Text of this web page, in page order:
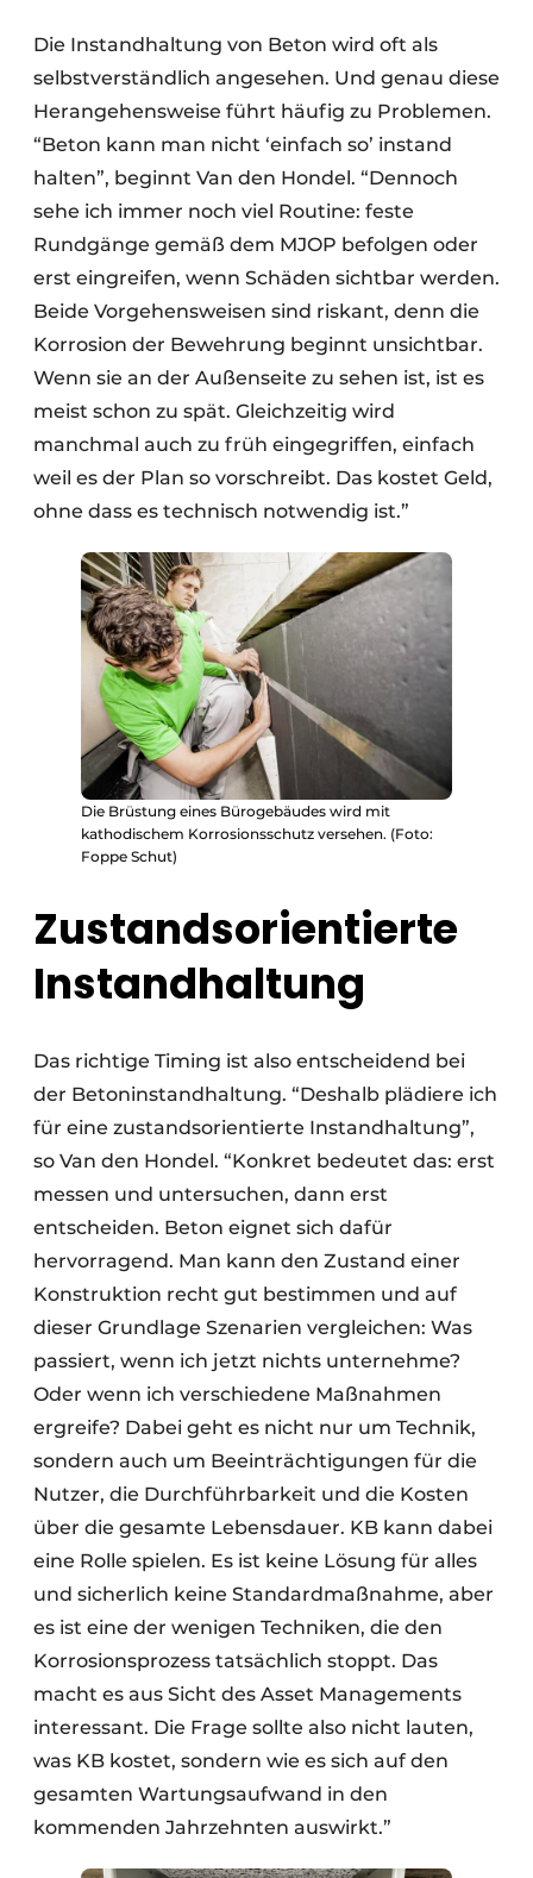
Die Instandhaltung von Beton wird oft als
selbstverständlich angesehen. Und genau diese
Herangehensweise führt häufig zu Problemen.
“Beton kann man nicht ‘einfach so’ instand
halten”, beginnt Van den Hondel. “Dennoch
sehe ich immer noch viel Routine: feste
Rundgänge gemäß dem MJOP befolgen oder
erst eingreifen, wenn Schäden sichtbar werden.
Beide Vorgehensweisen sind riskant, denn die
Korrosion der Bewehrung beginnt unsichtbar.
Wenn sie an der Außenseite zu sehen ist, ist es
meist schon zu spät. Gleichzeitig wird
manchmal auch zu früh eingegriffen, einfach
weil es der Plan so vorschreibt. Das kostet Geld,
ohne dass es technisch notwendig ist.”
Die Brüstung eines Bürogebäudes wird mit
kathodischem Korrosionsschutz versehen. (Foto:
Foppe Schut)
Zustandsorientierte
Instandhaltung
Das richtige Timing ist also entscheidend bei
der Betoninstandhaltung. “Deshalb plädiere ich
für eine zustandsorientierte Instandhaltung”,
so Van den Hondel. “Konkret bedeutet das: erst
messen und untersuchen, dann erst
entscheiden. Beton eignet sich dafür
hervorragend. Man kann den Zustand einer
Konstruktion recht gut bestimmen und auf
dieser Grundlage Szenarien vergleichen: Was
passiert, wenn ich jetzt nichts unternehme?
Oder wenn ich verschiedene Maßnahmen
ergreife? Dabei geht es nicht nur um Technik,
sondern auch um Beeinträchtigungen für die
Nutzer, die Durchführbarkeit und die Kosten
über die gesamte Lebensdauer. KB kann dabei
eine Rolle spielen. Es ist keine Lösung für alles
und sicherlich keine Standardmaßnahme, aber
es ist eine der wenigen Techniken, die den
Korrosionsprozess tatsächlich stoppt. Das
macht es aus Sicht des Asset Managements
interessant. Die Frage sollte also nicht lauten,
was KB kostet, sondern wie es sich auf den
gesamten Wartungsaufwand in den
kommenden Jahrzehnten auswirkt.”